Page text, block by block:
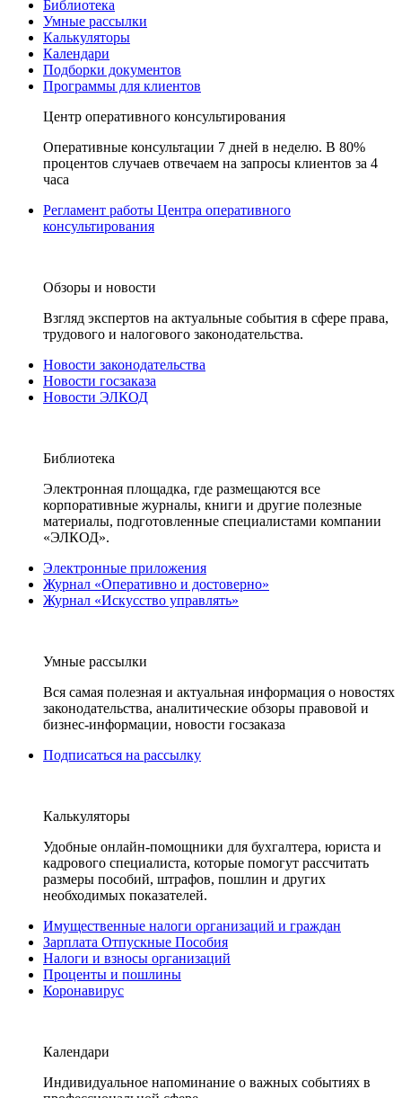
Библиотека
Умные рассылки
Калькуляторы
Календари
Подборки документов
Программы для клиентов
Центр оперативного консультирования
Оперативные консультации 7 дней в неделю. В 80%
процентов случаев отвечаем на запросы клиентов за 4
часа
Регламент работы Центра оперативного
консультирования
Обзоры и новости
Взгляд экспертов на актуальные события в сфере права,
трудового и налогового законодательства.
Новости законодательства
Новости госзаказа
Новости ЭЛКОД
Библиотека
Электронная площадка, где размещаются все
корпоративные журналы, книги и другие полезные
материалы, подготовленные специалистами компании
«ЭЛКОД».
Электронные приложения
Журнал «Оперативно и достоверно»
Журнал «Искусство управлять»
Умные рассылки
Вся самая полезная и актуальная информация о новостях
законодательства, аналитические обзоры правовой и
бизнес-информации, новости госзаказа
Подписаться на рассылку
Калькуляторы
Удобные онлайн-помощники для бухгалтера, юриста и
кадрового специалиста, которые помогут рассчитать
размеры пособий, штрафов, пошлин и других
необходимых показателей.
Имущественные налоги организаций и граждан
Зарплата Отпускные Пособия
Налоги и взносы организаций
Проценты и пошлины
Коронавирус
Календари
Индивидуальное напоминание о важных событиях в